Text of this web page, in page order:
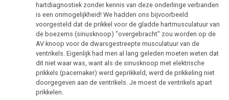
hartdiagnostiek zonder kennis van deze onderlinge verbanden
is een onmogelijkheid! We hadden ons bijvoorbeeld
voorgesteld dat de prikkel voor de gladde hartmusculatuur van
de boezems (sinusknoop) "overgebracht" zou worden op de
AV knoop voor de dwarsgestreepte musculatuur van de
ventrikels. Eigenlijk had men al lang geleden moeten weten dat
dit niet waar was, want als de sinusknoop met elektrische
prikkels (pacemaker) werd geprikkeld, werd de prikkeling niet
doorgegeven aan de ventrikels. Je moest de ventrikels apart
prikkelen.